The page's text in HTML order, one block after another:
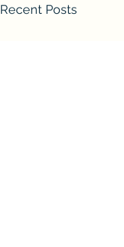
Recent Posts